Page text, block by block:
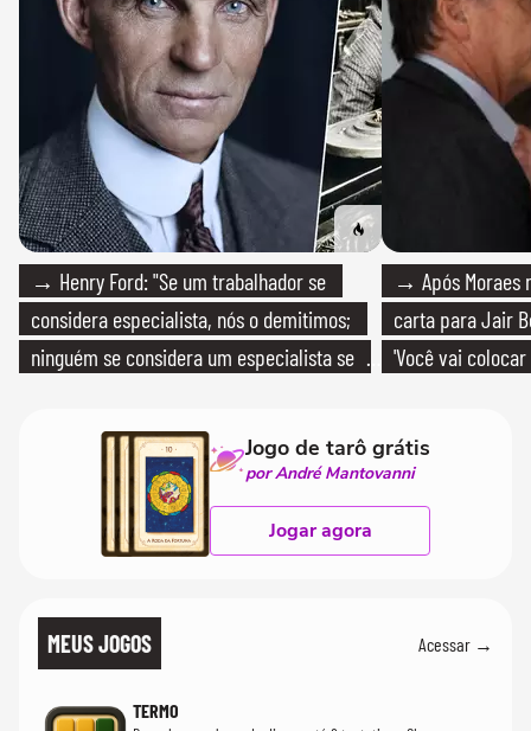
→ Henry Ford: "Se um trabalhador se
considera especialista, nós o demitimos;
ninguém se considera um especialista se
→ Após Moraes
carta para Jair
'Você vai
Jogo de tarô grátis
por André Mantovanni
Jogar agora
MEUS JOGOS Acessar →
TERMO